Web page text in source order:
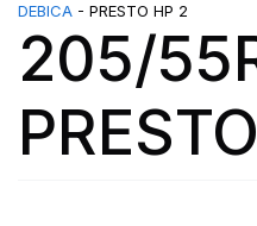
DEBICA - PRESTO HP 2
205/